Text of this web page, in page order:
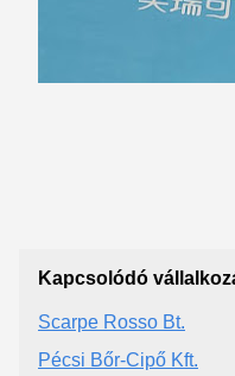
Kapcsolódó
Scarpe Rosso Bt.
Pécsi Bőr-Cipő Kft.